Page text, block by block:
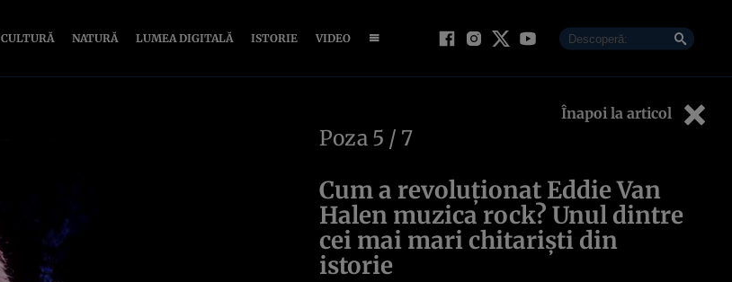
CULTURĂ NATURĂ LUMEA DIGITALĂ ISTORIE VIDEO
Înapoi la articol
Poza 5 / 7
Cum a revoluționat Eddie Van
Halen muzica rock? Unul dintre
cei mai mari chitariști din
istorie